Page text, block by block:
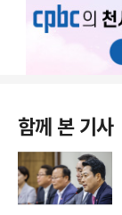
함께 본 기사